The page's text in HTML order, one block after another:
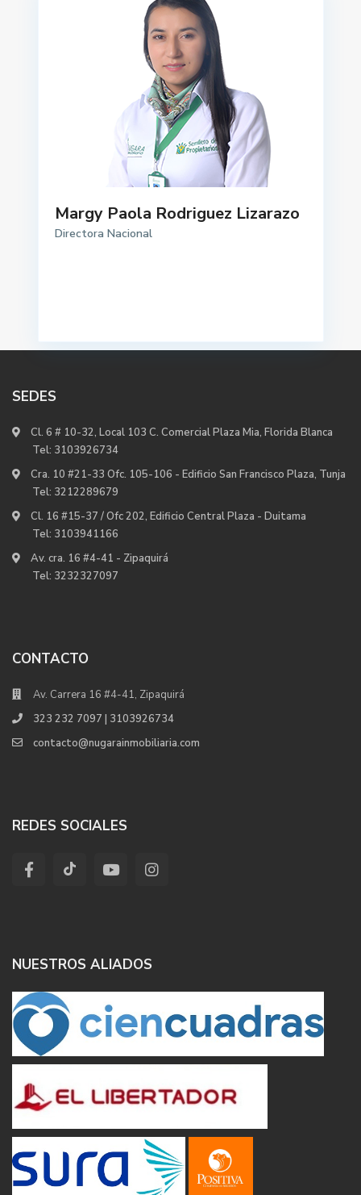
Margy Paola Rodriguez Lizarazo
Directora Nacional
SEDES
Cl. 6 # 10-32, Local 103 C. Comercial Plaza Mia, Florida Blanca
Tel: 3103926734
Cra. 10 #21-33 Ofc. 105-106 - Edificio San Francisco Plaza, Tunja
Tel: 3212289679
Cl. 16 #15-37 / Ofc 202, Edificio Central Plaza - Duitama
Tel: 3103941166
Av. cra. 16 #4-41 - Zipaquirá
Tel: 3232327097
CONTACTO
Av. Carrera 16 #4-41, Zipaquirá
323 232 7097 | 3103926734
contacto@nugarainmobiliaria.com
REDES SOCIALES
NUESTROS ALIADOS